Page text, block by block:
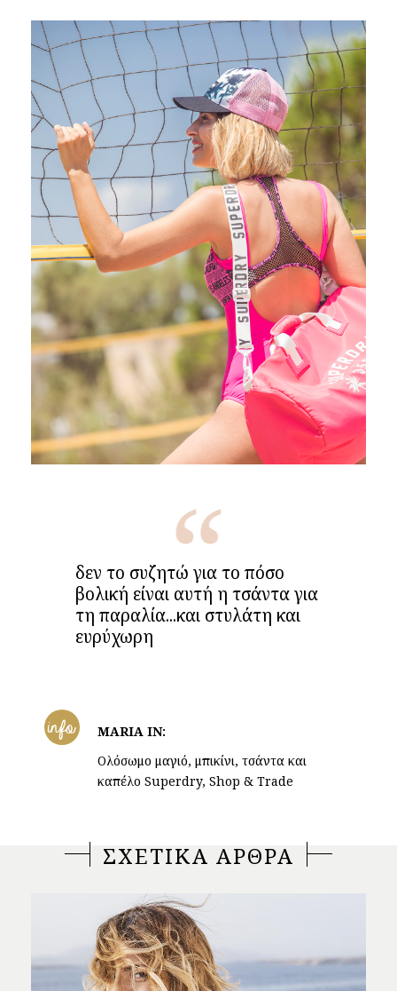
δεν το συζητώ για το πόσο
βολική είναι αυτή η τσάντα για
τη παραλία...και στυλάτη και
ευρύχωρη
info
MARIA IN:
Oλόσωμο μαγιό, μπικίνι, τσάντα και
καπέλο Superdry, Shop & Trade
ΣΧΕΤΙΚΑ ΑΡΘΡΑ